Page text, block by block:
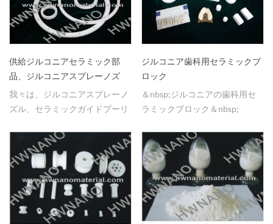
供給ジルコニアセラミック部
品、ジルコニアスプレーノズ
ル、セラミックガイドプーリー
我々は、ジルコニアスプレーノ
ズル、セラミックガイドプーリ
クブロックなどのようなジルコ
ニアセラミック部品の多くの種
類を供給しています。
ジルコニア歯科用セラミックブ
ロック
＆nbsp;ジルコニアの歯科用セ
ラミックブロック＆nbsp;